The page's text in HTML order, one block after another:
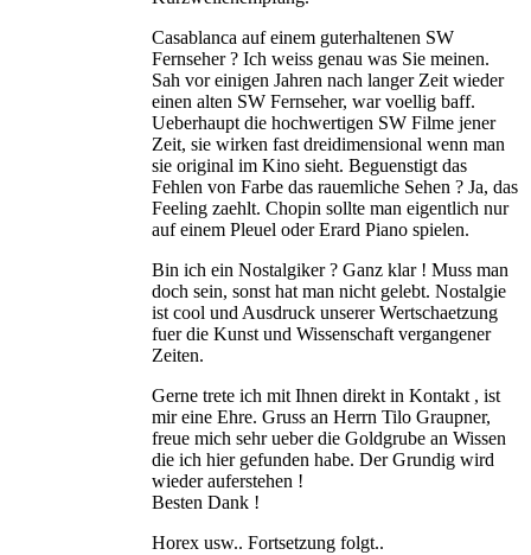
Casablanca auf einem guterhaltenen SW
Fernseher ? Ich weiss genau was Sie meinen.
Sah vor einigen Jahren nach langer Zeit wieder
einen alten SW Fernseher, war voellig baff.
Ueberhaupt die hochwertigen SW Filme jener
Zeit, sie wirken fast dreidimensional wenn man
sie original im Kino sieht. Beguenstigt das
Fehlen von Farbe das rauemliche Sehen ? Ja, das
Feeling zaehlt. Chopin sollte man eigentlich nur
auf einem Pleuel oder Erard Piano spielen.
Bin ich ein Nostalgiker ? Ganz klar ! Muss man
doch sein, sonst hat man nicht gelebt. Nostalgie
ist cool und Ausdruck unserer Wertschaetzung
fuer die Kunst und Wissenschaft vergangener
Zeiten.
Gerne trete ich mit Ihnen direkt in Kontakt , ist
mir eine Ehre. Gruss an Herrn Tilo Graupner,
freue mich sehr ueber die Goldgrube an Wissen
die ich hier gefunden habe. Der Grundig wird
wieder auferstehen !
Besten Dank !
Horex usw.. Fortsetzung folgt..